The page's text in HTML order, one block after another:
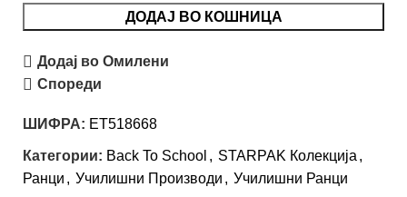
ДОДАЈ ВО КОШНИЦА
Додај во Омилени
Спореди
ШИФРА: ET518668
Категории: Back To School , STARPAK Колекција ,
Ранци , Училишни Производи , Училишни Ранци